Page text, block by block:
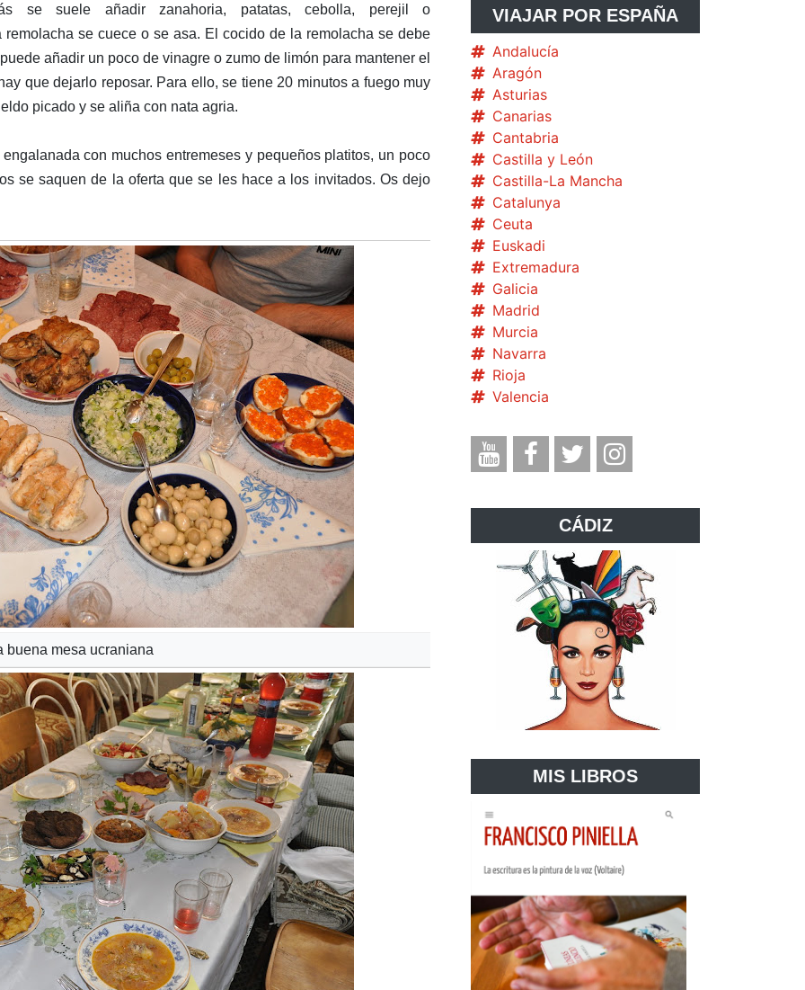
se suele añadir zanahoria, patatas, cebolla, perejil o
se cuece o se asa. El cocido de la remolacha se debe
añadir un poco de vinagre o zumo de limón para mantener el
que dejarlo reposar. Para ello, se tiene 20 minutos a fuego muy
picado y se aliña con nata agria.
con muchos entremeses y pequeños platitos, un poco
se saquen de la oferta que se les hace a los invitados. Os dejo
buena mesa ucraniana
VIAJAR POR ESPAÑA
Andalucía
Aragón
Asturias
Canarias
Cantabria
Castilla y León
Castilla-La Mancha
Catalunya
Ceuta
Euskadi
Extremadura
Galicia
Madrid
Murcia
Navarra
Rioja
Valencia
CÁDIZ
MIS LIBROS